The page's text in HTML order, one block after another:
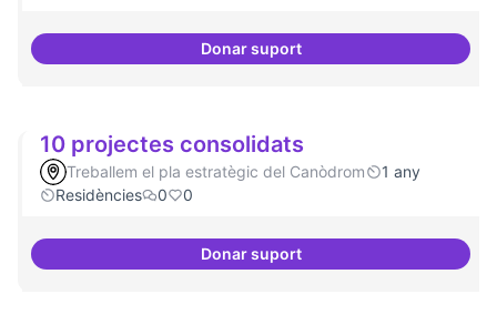
Donar suportProjecte Pilot - Refugi
10 projectes consolidats
Treballem el pla estratègic del Canòdrom
1 any
Residències
0 0
Donar suport10 projectes consolidats